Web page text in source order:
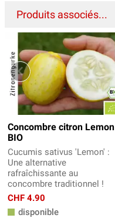
Produits associés...
Concombre citron Lemon
BIO
Cucumis sativus 'Lemon' :
Une alternative
rafraîchissante au
concombre traditionnel !
CHF 4.90
disponible